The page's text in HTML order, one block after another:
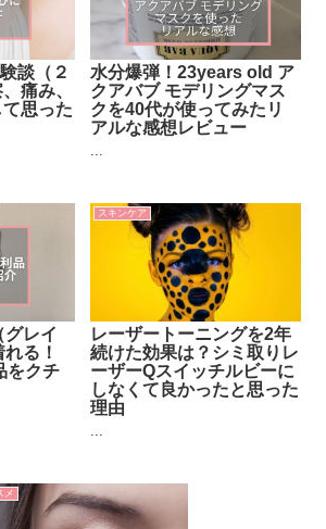
談（２
痛み、
思った
水分爆弾！23years old ア
クアバブ モデリングマス
クを40代が使ってみたリ
アルな感想レビュー
...
レイ
る！
をクチ
スキンケア
レーザートーニングを2年
続けた効果は？シミ取りレ
ーザーQスイッチルビーに
しなくて良かったと思った
理由
...
メ